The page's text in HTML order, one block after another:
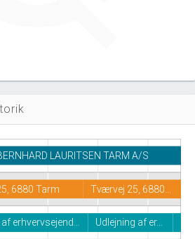
LAURITSEN TARM A/S
6880 Tarm Tværvej 25, 6880…
af erhvervsejend… Udlejning af er…